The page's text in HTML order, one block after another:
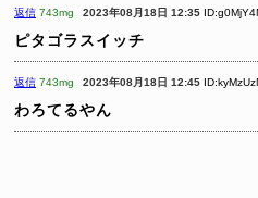
返信 743mg 2023年08月18日 12:35
ピタゴラスイッチ
返信 743mg 2023年08月18日 12:45
わろてるやん